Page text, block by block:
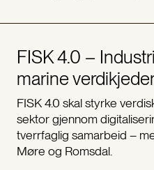
FISK 4.0 –
marine
FISK 4.0 skal styrke
sektor gjennom
tverrfaglig samarbeid –
Møre og Romsdal.